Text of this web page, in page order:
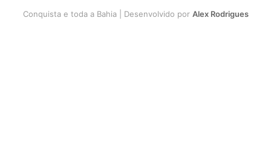
Conquista e toda a Bahia | Desenvolvido por Alex Rodrigues